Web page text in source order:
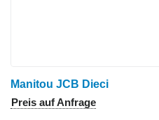
Manitou JCB Dieci
Preis auf Anfrage